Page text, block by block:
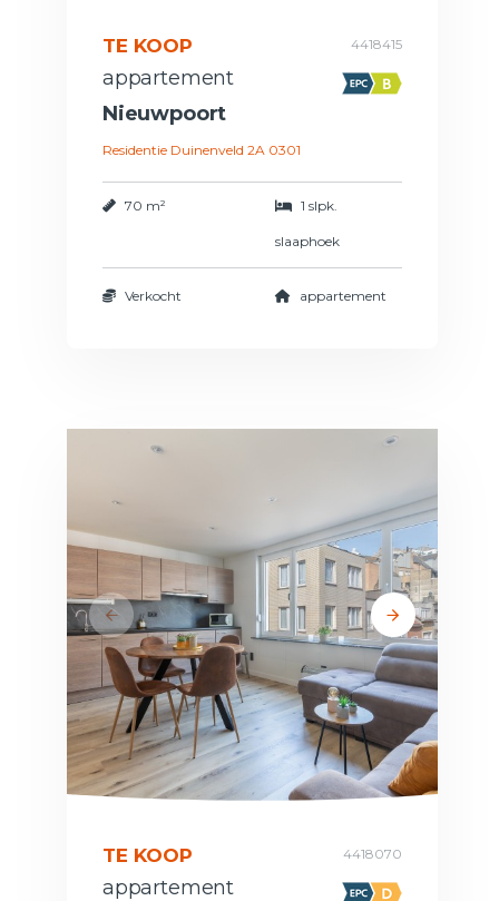
TE KOOP 4418415
appartement
Nieuwpoort
Residentie Duinenveld 2A 0301
70 m² 1 slpk.
slaaphoek
Verkocht appartement
TE KOOP 4418070
appartement